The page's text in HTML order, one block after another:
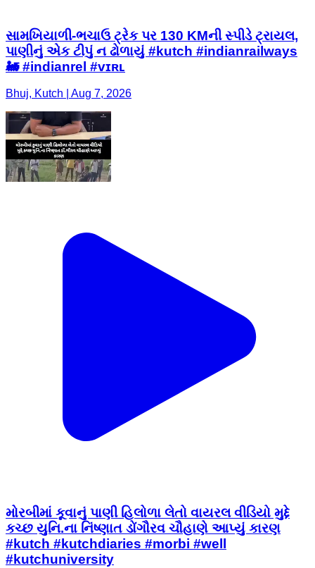
સામખિયાળી-ભચાઉ ટ્રેક પર 130 KMની સ્પીડે ટ્રાયલ,
પાણીનું એક ટીપું ન ઢોળાયું #kutch #indianrailways
🚂 #indianrel #ᴠɪʀʟ
Bhuj, Kutch | Aug 7, 2026
મોરબીમાં કૂવાનું પાણી હિલોળા લેતો વાયરલ વીડિયો મુદ્દે
કચ્છ યુનિ.ના નિંષ્ણાત ડોંગૌરવ ચૌહાણે આપ્યું કારણ
#kutch #kutchdiaries #morbi #well
#kutchuniversity